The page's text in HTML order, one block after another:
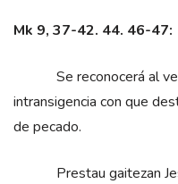
Mk 9, 37-42. 44. 46-47:
Se reconocerá al
intransigencia con que
de pecado.
Prestau gaitezan